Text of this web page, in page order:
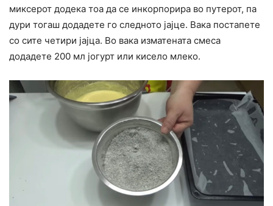
миксерот додека тоа да се инкорпорира во путерот, па
дури тогаш додадете го следното јајце. Вака постапете
со сите четири јајца. Во вака изматената смеса
додадете 200 мл јогурт или кисело млеко.